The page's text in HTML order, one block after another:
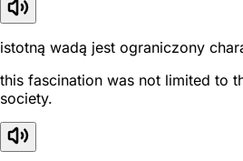
istotną wadą jest ograniczony
this fascination was not limited to
society.